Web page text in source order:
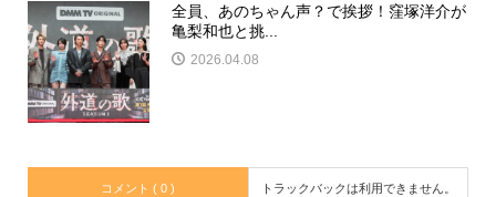
全員、あのちゃん声？で挨拶！窪塚洋介が
亀梨和也と挑...
2026.04.08
コメント ( 0 ) トラックバックは利用できません。